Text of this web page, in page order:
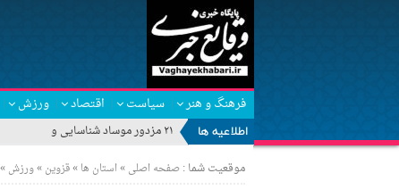
فرهنگ و هنر سیاست اقتصاد ورزش
اطلاعیه ها
۲۱ مزدور موساد شناسایی و بازداشت شدند
موقعیت شما :صفحه اصلی»استان ها»قزوین»ورزش»